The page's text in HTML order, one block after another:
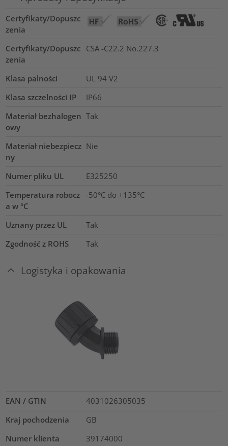
Certyfikaty/Dopuszc
zenia
Certyfikaty/Dopuszc
zenia
CSA -C22.2 No.227.3
Klasa palności
UL 94 V2
Klasa szczelności IP
IP66
Materiał bezhalogen
owy
Tak
Materiał niebezpiecz
ny
Nie
Numer pliku UL
E325250
Temperatura robocz
a w °C
-50°C do +135°C
Uznany przez UL
Tak
Zgodność z ROHS
Tak
Logistyka i opakowania
EAN / GTIN
4031026305035
Kraj pochodzenia
GB
Numer klienta
39174000